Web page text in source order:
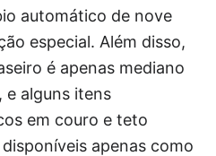
automático de nove
especial. Além disso,
é apenas mediano
alguns itens
em couro e teto
apenas como